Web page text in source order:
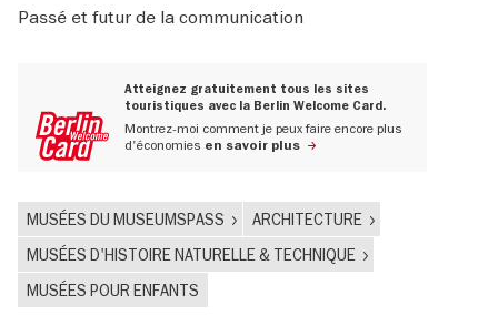
Passé et futur de la communication
Atteignez gratuitement tous les sites
touristiques avec la Berlin Welcome Card.
Montrez-moi comment je peux faire encore plus
d'économies en savoir plus
MUSÉES DU MUSEUMSPASS
ARCHITECTURE
MUSÉES D'HISTOIRE NATURELLE & TECHNIQUE
MUSÉES POUR ENFANTS